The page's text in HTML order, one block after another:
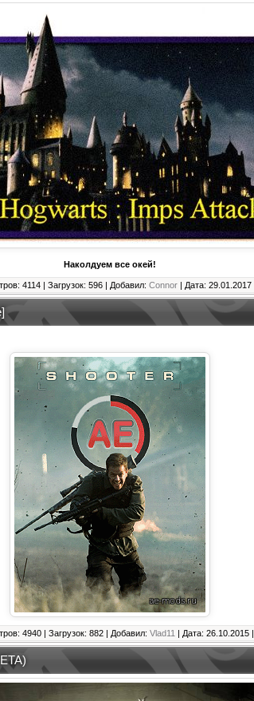
Наколдуем все окей!
4114 | Загрузок: 596 | Добавил: Connor | Дата: 29.01.2017
4940 | Загрузок: 882 | Добавил: Vlad11 | Дата: 26.10.2015 |